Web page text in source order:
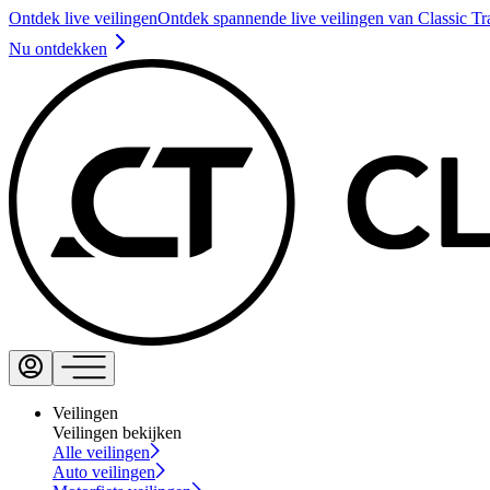
Ontdek live veilingenOntdek spannende live veilingen van Classic
Nu ontdekken
Veilingen
Veilingen bekijken
Alle veilingen
Auto veilingen